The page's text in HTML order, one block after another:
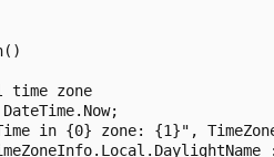
time zone
in {0} zone: {1}",